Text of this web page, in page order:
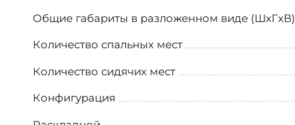
Общие габариты в разложенном виде (ШxГxВ)
Количество спальных мест
Количество сидячих мест
Конфигурация